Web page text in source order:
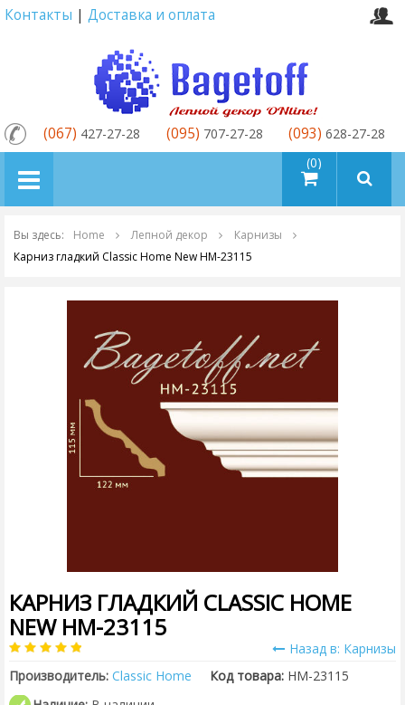
Контакты | Доставка и оплата
товаров (0)
(067) 427-27-28 (095) 707-27-28 (093) 628-27-28
Вы здесь: Home Лепной декор
Карнизы
Карниз гладкий Classic Home New HM-23115
КАРНИЗ ГЛАДКИЙ CLASSIC HOME
NEW HM-23115
Назад в: Карнизы
Производитель: Classic Home Код товара: HM-23115